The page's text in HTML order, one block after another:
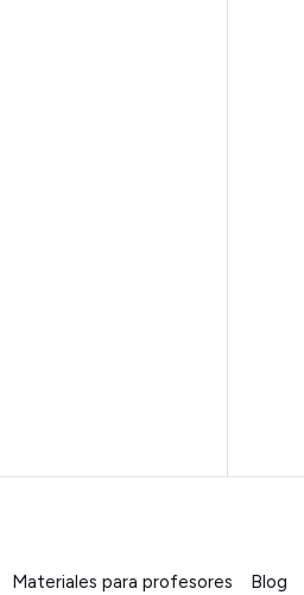
Materiales para profesores Blog